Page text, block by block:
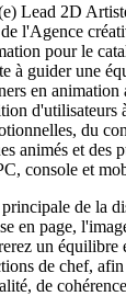
Lead 2D
l'Agence
pour le
à guider une
en
du
animés et
console et
de la
en page,
un
de chef,
de